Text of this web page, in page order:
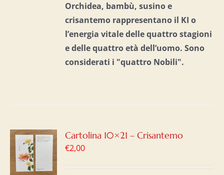
Orchidea, bambù, susino e
crisantemo rappresentano il KI o
l’energia vitale delle quattro stagioni
e delle quattro età dell’uomo. Sono
considerati i "quattro Nobili".
Cartolina 10×21 – Crisantemo
€2,00